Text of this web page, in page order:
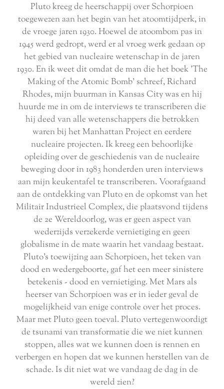
Pluto kreeg de heerschappij over Schorpioen
toegewezen aan het begin van het atoomtijdperk, in
de vroege jaren 1930. Hoewel de atoombom pas in
1945 werd gedropt, werd er al vroeg werk gedaan op
het gebied van nucleaire wetenschap in de jaren
1930. En ik weet dit omdat de man die het boek 'The
Making of the Atomic Bomb' schreef, Richard
Rhodes, mijn buurman in Kansas City was en hij
huurde me in om de interviews te transcriberen die
hij deed van alle wetenschappers die betrokken
waren bij het Manhattan Project en eerdere
nucleaire projecten. Ik kreeg een behoorlijke
opleiding over de geschiedenis van de nucleaire
beweging door in 1983 honderden uren interviews
aan mijn keukentafel te transcriberen. Voorafgaand
aan de ontdekking van Pluto en de opkomst van het
Militair Industrieel Complex, die plaatsvond tijdens
de 2e Wereldoorlog, was er geen aspect van
wederzijds verzekerde vernietiging en geen
globalisme in de mate waarin het vandaag bestaat.
Pluto's toewijzing aan Schorpioen, het teken van
dood en wedergeboorte, gaf het een meer sinistere
betekenis - dood en vernietiging. Met Mars als
heerser van Schorpioen was er in ieder geval de
mogelijkheid van enige controle over het proces.
Maar met Pluto geen toeval. Pluto vertegenwoordigt
de tsunami van transformatie die we niet kunnen
stoppen, alles wat we kunnen doen is rennen en
verbergen en hopen dat we kunnen herstellen van de
schade. Is dit niet wat we vandaag de dag in de
wereld zien?